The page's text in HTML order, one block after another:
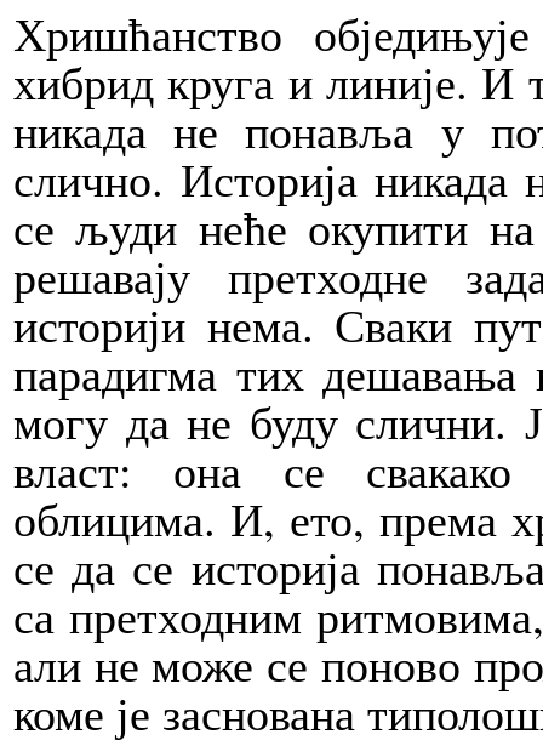
Хришћанство
хибрид круга и линије. И
никада не понавља у
слично. Историја никада
се људи неће окупити
решавају претходне
историји нема. Сваки
парадигма тих
могу да не буду слични.
власт: она се
облицима. И, ето, према
се да се историја
са претходним
али не може се поново
коме је заснована